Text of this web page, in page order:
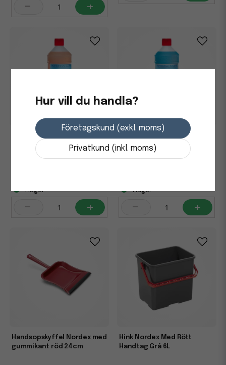
- +
Sanitetsrent Nordex
Hygilen 1L
i lager
- +
Sanitetsrent Nordex
Saniren A, 1L
i lager
- +
Handsopskyffel Nordex med
gummikant röd 24cm
Hink Nordex Med Rött
Handtag Grå 6L
Hur vill du handla?
Företagskund (exkl. moms)
Privatkund (inkl. moms)